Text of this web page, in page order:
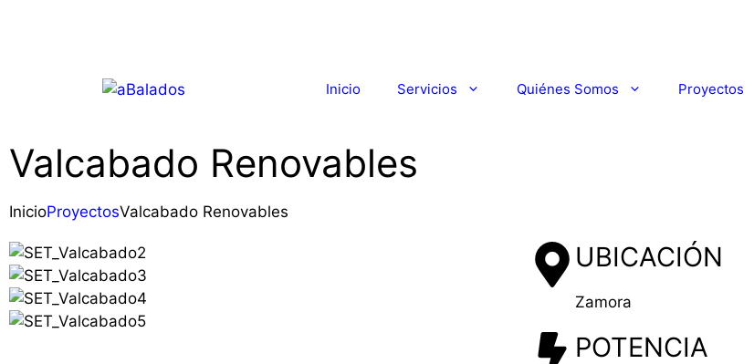
Inicio Servicios Quiénes Somos Proyectos
Valcabado Renovables
InicioProyectosValcabado Renovables
UBICACIÓN
Zamora
POTENCIA